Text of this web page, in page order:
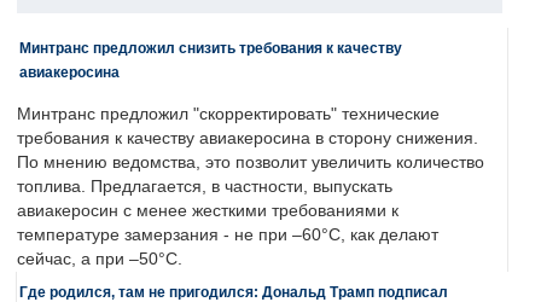
Минтранс предложил снизить требования к качеству
авиакеросина
Минтранс предложил "скорректировать" технические
требования к качеству авиакеросина в сторону снижения.
По мнению ведомства, это позволит увеличить количество
топлива. Предлагается, в частности, выпускать
авиакеросин с менее жесткими требованиями к
температуре замерзания - не при –60°C, как делают
сейчас, а при –50°C.
Где родился, там не пригодился: Дональд Трамп подписал